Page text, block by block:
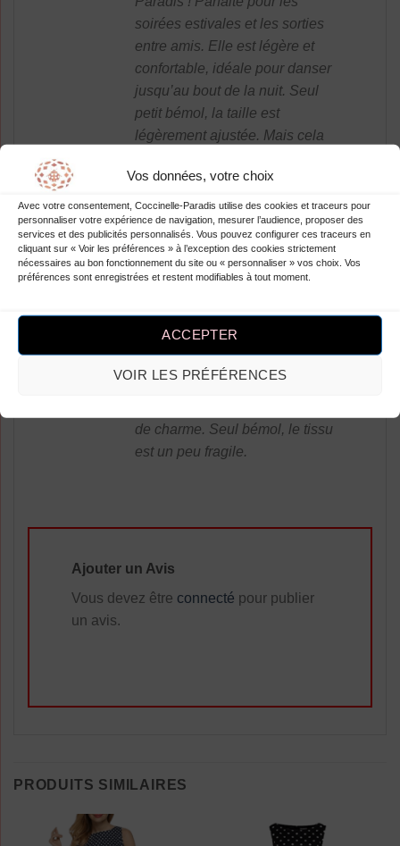
Vos données, votre choix
Avec votre consentement, Coccinelle-Paradis utilise des cookies et traceurs pour
personnaliser votre expérience de navigation, mesurer l’audience, proposer des
services et des publicités personnalisés. Vous pouvez configurer ces traceurs en
cliquant sur « Voir les préférences » à l’exception des cookies strictement
nécessaires au bon fonctionnement du site ou « personnaliser » vos choix. Vos
préférences sont enregistrées et restent modifiables à tout moment.
ACCEPTER
VOIR LES PRÉFÉRENCES
soirées estivales et les sorties
entre amis. Elle est légère et
confortable, idéale pour danser
jusqu’au bout de la nuit. Seul
petit bémol, la taille est
légèrement ajustée. Mais cela
belle et élégante lorsque je la
porte. Je recommande vivement
cette robe !
Note5sur
Inger Eydie–
J’adore la robe d’été à pois en
Parfaite pour une soirée
de charme. Seul bémol, le tissu
est un peu fragile.
Ajouter un Avis
Vous devez être connecté pour publier
un avis.
PRODUITS SIMILAIRES